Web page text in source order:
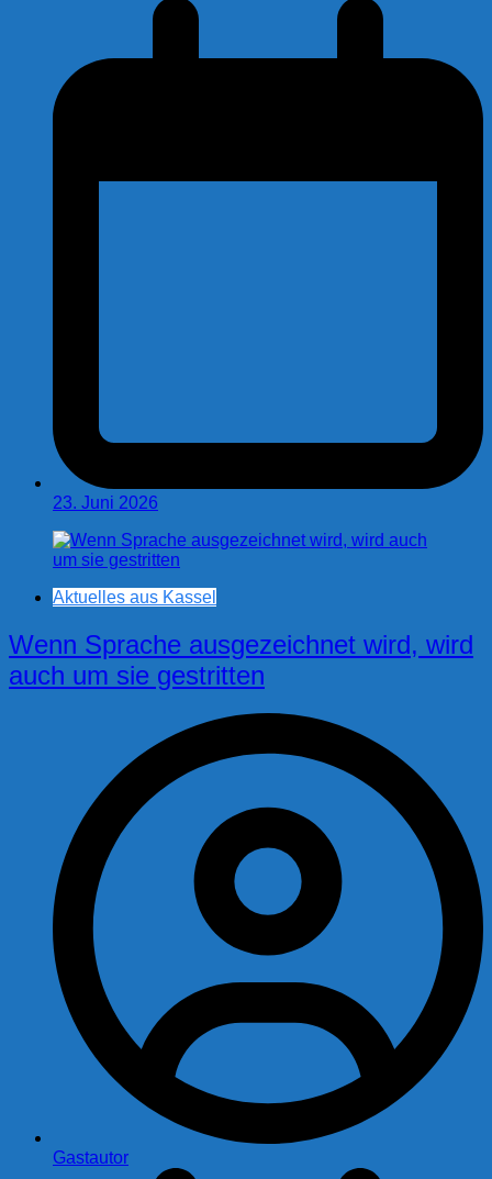
23. Juni 2026
Aktuelles aus Kassel
Wenn Sprache ausgezeichnet wird, wird
auch um sie gestritten
Gastautor